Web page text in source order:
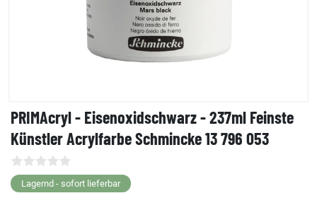
PRIMAcryl - Eisenoxidschwarz - 237ml Feinste
Künstler Acrylfarbe Schmincke 13 796 053
Lagernd - sofort lieferbar